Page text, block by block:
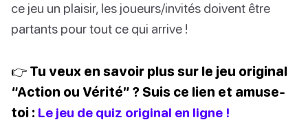
ce jeu un plaisir, les joueurs/invités doivent être
partants pour tout ce qui arrive !
👉 Tu veux en savoir plus sur le jeu original
“Action ou Vérité” ? Suis ce lien et amuse-
toi : Le jeu de quiz original en ligne !